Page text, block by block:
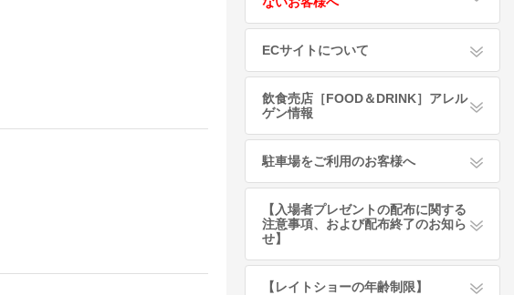
ECサイトについて
飲食売店［FOOD＆DRINK］アレル
ゲン情報
駐車場をご利用のお客様へ
【入場者プレゼントの配布に関する
注意事項、および配布終了のお知ら
せ】
【レイトショーの年齢制限】